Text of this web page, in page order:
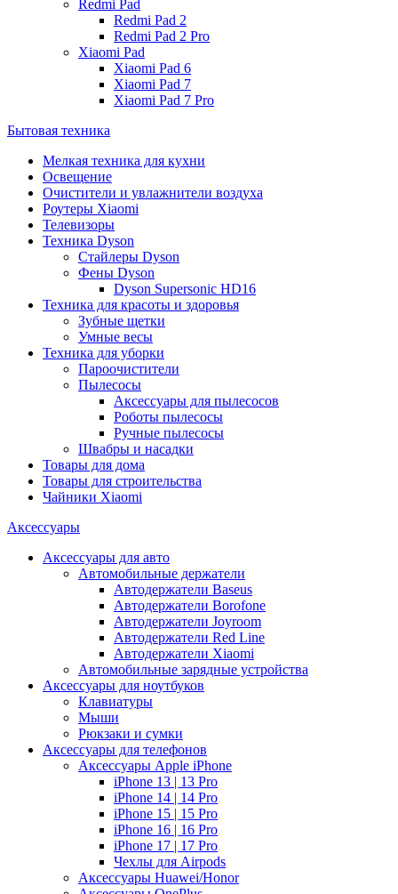
Redmi Pad
Redmi Pad 2
Redmi Pad 2 Pro
Xiaomi Pad
Xiaomi Pad 6
Xiaomi Pad 7
Xiaomi Pad 7 Pro
Бытовая техника
Мелкая техника для кухни
Освещение
Очистители и увлажнители воздуха
Роутеры Xiaomi
Телевизоры
Техника Dyson
Стайлеры Dyson
Фены Dyson
Dyson Supersonic HD16
Техника для красоты и здоровья
Зубные щетки
Умные весы
Техника для уборки
Пароочистители
Пылесосы
Аксессуары для пылесосов
Роботы пылесосы
Ручные пылесосы
Швабры и насадки
Товары для дома
Товары для строительства
Чайники Xiaomi
Аксессуары
Аксессуары для авто
Автомобильные держатели
Автодержатели Baseus
Автодержатели Borofone
Автодержатели Joyroom
Автодержатели Red Line
Автодержатели Xiaomi
Автомобильные зарядные устройства
Аксессуары для ноутбуков
Клавиатуры
Мыши
Рюкзаки и сумки
Аксессуары для телефонов
Аксессуары Apple iPhone
iPhone 13 | 13 Pro
iPhone 14 | 14 Pro
iPhone 15 | 15 Pro
iPhone 16 | 16 Pro
iPhone 17 | 17 Pro
Чехлы для Airpods
Аксессуары Huawei/Honor